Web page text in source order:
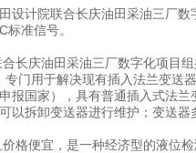
设计院联合长庆油田采油三厂
准信号。
长庆油田采油三厂数字化项目
门用于解决现有插入法兰变送
国家），具有普通插入式法
拆卸变送器进行维护；变送
格便宜，是一种经济型的液位